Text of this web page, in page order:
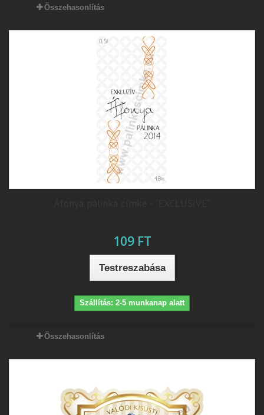
Összehasonlítás
109 FT
Testreszabása
Szállítás: 2-5 munkanap alatt
Összehasonlítás